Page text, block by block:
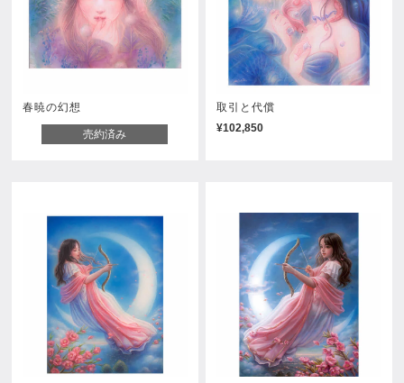
春暁の幻想
売約済み
取引と代償
¥102,850